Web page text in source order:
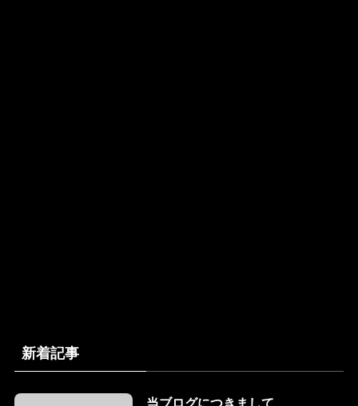
新着記事
当ブログにつきまして